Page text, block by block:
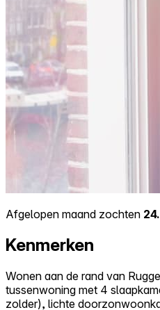
Afgelopen maand zochten
Kenmerken
Wonen aan de rand van
tussenwoning met 4
zolder), lichte